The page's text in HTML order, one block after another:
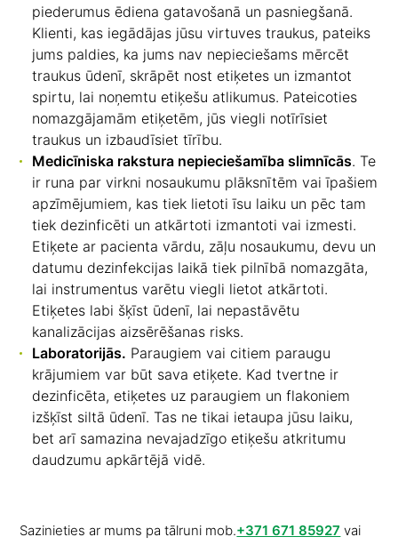
piederumus ēdiena gatavošanā un pasniegšanā.
Klienti, kas iegādājas jūsu virtuves traukus, pateiks
jums paldies, ka jums nav nepieciešams mērcēt
traukus ūdenī, skrāpēt nost etiķetes un izmantot
spirtu, lai noņemtu etiķešu atlikumus. Pateicoties
nomazgājamām etiķetēm, jūs viegli notīrīsiet
traukus un izbaudīsiet tīrību.
Medicīniska rakstura nepieciešamība slimnīcās. Te
ir runa par virkni nosaukumu plāksnītēm vai īpašiem
apzīmējumiem, kas tiek lietoti īsu laiku un pēc tam
tiek dezinficēti un atkārtoti izmantoti vai izmesti.
Etiķete ar pacienta vārdu, zāļu nosaukumu, devu un
datumu dezinfekcijas laikā tiek pilnībā nomazgāta,
lai instrumentus varētu viegli lietot atkārtoti.
Etiķetes labi šķīst ūdenī, lai nepastāvētu
kanalizācijas aizsērēšanas risks.
Laboratorijās. Paraugiem vai citiem paraugu
krājumiem var būt sava etiķete. Kad tvertne ir
dezinficēta, etiķetes uz paraugiem un flakoniem
izšķīst siltā ūdenī. Tas ne tikai ietaupa jūsu laiku,
bet arī samazina nevajadzīgo etiķešu atkritumu
daudzumu apkārtējā vidē.
Sazinieties ar mums pa tālruni mob.+371 671 85927 vai